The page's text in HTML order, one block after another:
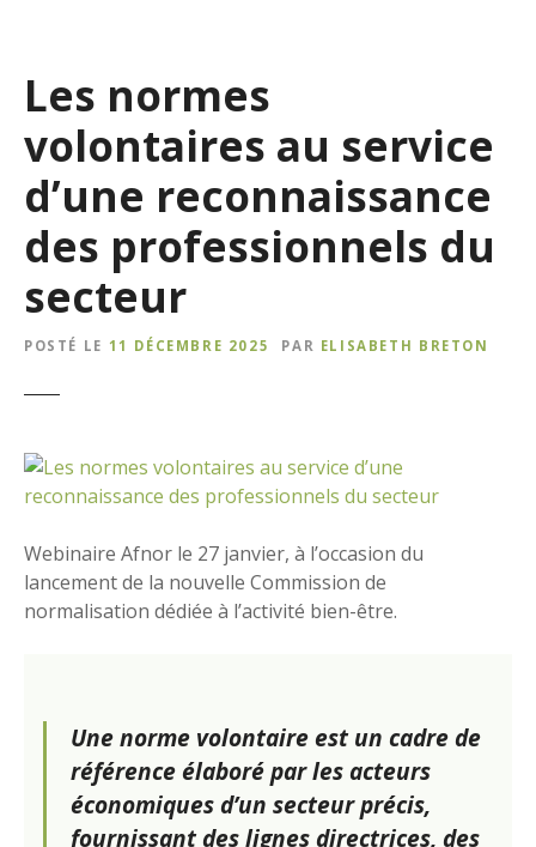
Les normes
volontaires au service
d’une reconnaissance
des professionnels du
secteur
POSTÉ LE 11 DÉCEMBRE 2025 PAR ELISABETH BRETON
Webinaire Afnor le 27 janvier, à l’occasion du
lancement de la nouvelle Commission de
normalisation dédiée à l’activité bien-être.
Une norme volontaire est un cadre de
référence élaboré par les acteurs
économiques d’un secteur précis,
fournissant des lignes directrices, des